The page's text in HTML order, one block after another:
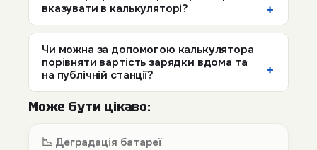
вказувати в калькуляторі?
Чи можна за допомогою калькулятора
порівняти вартість зарядки вдома та
на публічній станції?
Може бути цікаво:
📉 Деградація батареї